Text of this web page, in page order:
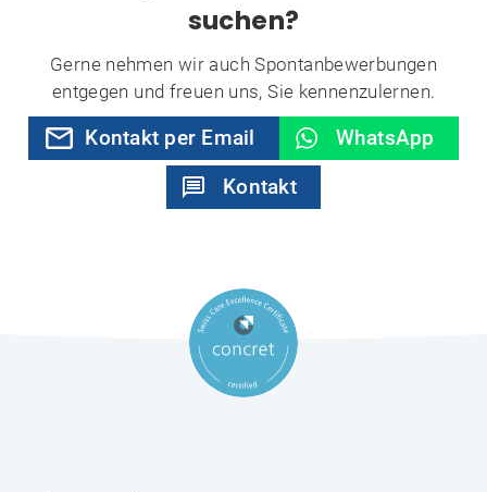
suchen?
Gerne nehmen wir auch Spontanbewerbungen
entgegen und freuen uns, Sie kennenzulernen.
Kontakt per Email
WhatsApp
Kontakt